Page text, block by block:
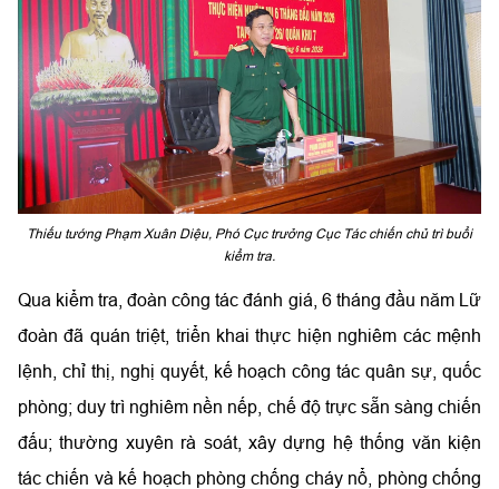
Thiếu tướng Phạm Xuân Diệu, Phó Cục trưởng Cục Tác chiến chủ trì buổi
kiểm tra.
Qua kiểm tra, đoàn công tác đánh giá, 6 tháng đầu năm Lữ
đoàn đã quán triệt, triển khai thực hiện nghiêm các mệnh
lệnh, chỉ thị, nghị quyết, kế hoạch công tác quân sự, quốc
phòng; duy trì nghiêm nền nếp, chế độ trực sẵn sàng chiến
đấu; thường xuyên rà soát, xây dựng hệ thống văn kiện
tác chiến và kế hoạch phòng chống cháy nổ, phòng chống